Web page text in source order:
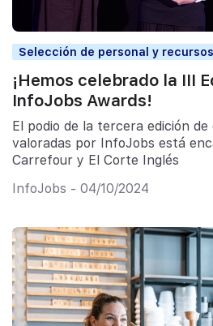
Selección de personal y
¡Hemos celebrado la III
InfoJobs Awards!
El podio de la tercera edición
valoradas por InfoJobs está
Carrefour y El Corte Inglés
InfoJobs - 04/10/2024